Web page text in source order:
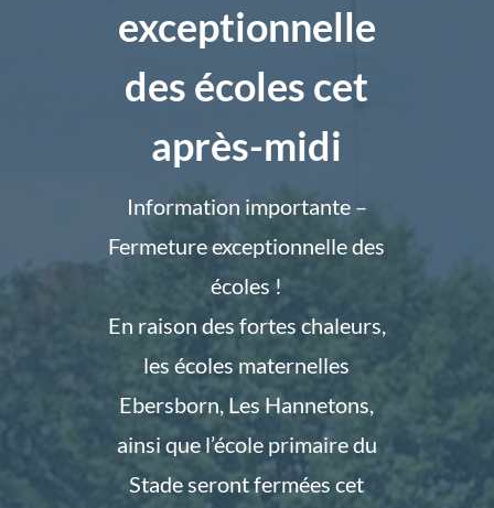
exceptionnelle
des écoles cet
après-midi
Information importante –
Fermeture exceptionnelle des
écoles !
En raison des fortes chaleurs,
les écoles maternelles
Ebersborn, Les Hannetons,
ainsi que l’école primaire du
Stade seront fermées cet